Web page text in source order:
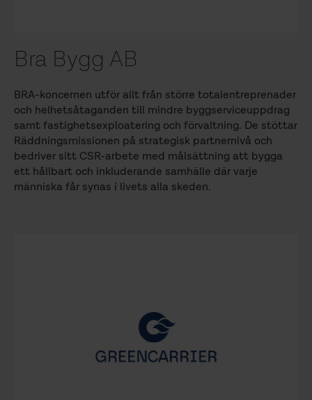
Bra Bygg AB
BRA-koncernen utför allt från större totalentreprenader
och helhetsåtaganden till mindre byggserviceuppdrag
samt fastighetsexploatering och förvaltning. De stöttar
Räddningsmissionen på strategisk partnernivå och
bedriver sitt CSR-arbete med målsättning att bygga
ett hållbart och inkluderande samhälle där varje
människa får synas i livets alla skeden.